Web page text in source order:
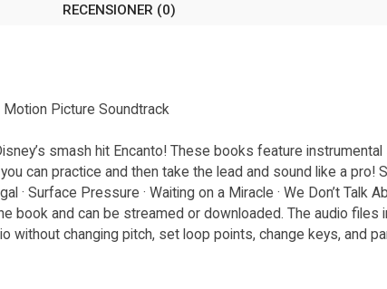
RECENSIONER (0)
Picture Soundtrack
smash hit Encanto! These books feature
can practice and then take the lead and sound like a pro!
· Surface Pressure · Waiting on a Miracle · We Don’t Talk
book and can be streamed or downloaded. The audio files
without changing pitch, set loop points, change keys, and